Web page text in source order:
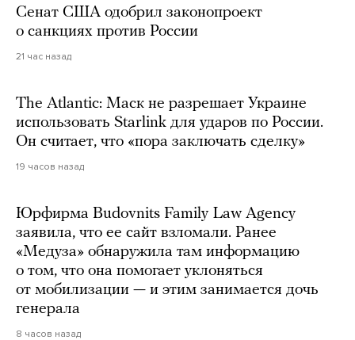
Сенат США одобрил законопроект
о санкциях против России
21 час назад
The Atlantic: Маск не разрешает Украине
использовать Starlink для ударов по России.
Он считает, что «пора заключать сделку»
19 часов назад
Юрфирма Budovnits Family Law Agency
заявила, что ее сайт взломали. Ранее
«Медуза» обнаружила там информацию
о том, что она помогает уклоняться
от мобилизации — и этим занимается дочь
генерала
8 часов назад